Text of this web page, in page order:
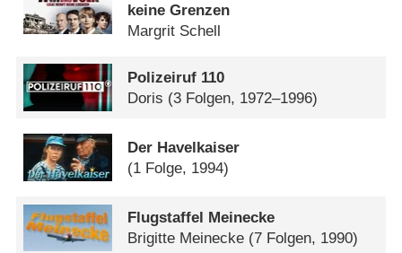
keine Grenzen
Margrit Schell
Polizeiruf 110
Doris (3 Folgen, 1972–1996)
Der Havelkaiser
(1 Folge, 1994)
Flugstaffel Meinecke
Brigitte Meinecke (7 Folgen, 1990)